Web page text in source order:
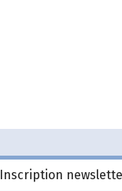
Inscription